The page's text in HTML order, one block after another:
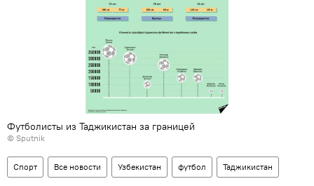
Футболисты из Таджикистан за границей
© Sputnik
Спорт Все новости Узбекистан футбол Таджикистан